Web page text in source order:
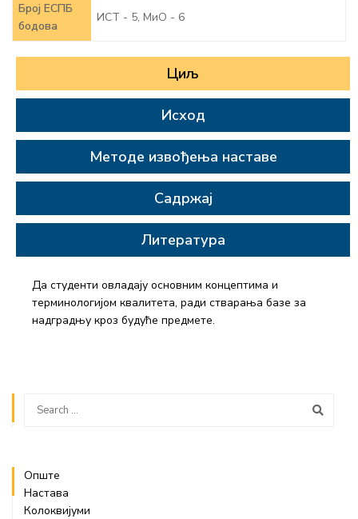
Број ЕСПБ
бодова
ИСТ - 5, МиО - 6
Циљ
Исход
Методе извођења наставе
Садржај
Литература
Да студенти овладају основним концептима и
терминологијом квалитета, ради стварања базе за
надградњу кроз будуће предмете.
Опште
Настава
Колоквијуми